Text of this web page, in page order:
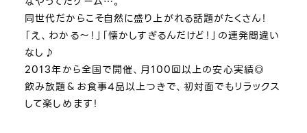
同世代だからこそ自然に盛り上がれる話題がたくさん！
「え、わかる～！」「懐かしすぎるんだけど！」の連発間違い
なし♪
2013年から全国で開催、月100回以上の安心実績◎
飲み放題＆お食事4品以上つきで、初対面でもリラックス
して楽しめます！